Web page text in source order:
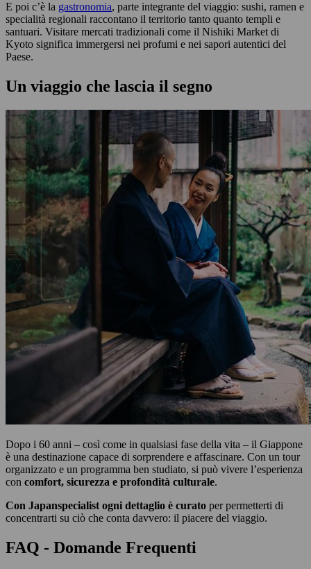
E poi c’è la gastronomia, parte integrante del viaggio: sushi, ramen e
specialità regionali raccontano il territorio tanto quanto templi e
santuari. Visitare mercati tradizionali come il Nishiki Market di
Kyoto significa immergersi nei profumi e nei sapori autentici del
Paese.
Un viaggio che lascia il segno
Dopo i 60 anni – così come in qualsiasi fase della vita – il Giappone
è una destinazione capace di sorprendere e affascinare. Con un tour
organizzato e un programma ben studiato, si può vivere l’esperienza
con comfort, sicurezza e profondità culturale.
Con Japanspecialist ogni dettaglio è curato per permetterti di
concentrarti su ciò che conta davvero: il piacere del viaggio.
FAQ - Domande Frequenti